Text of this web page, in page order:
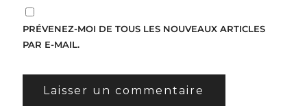
PRÉVENEZ-MOI DE TOUS LES NOUVEAUX ARTICLES
PAR E-MAIL.